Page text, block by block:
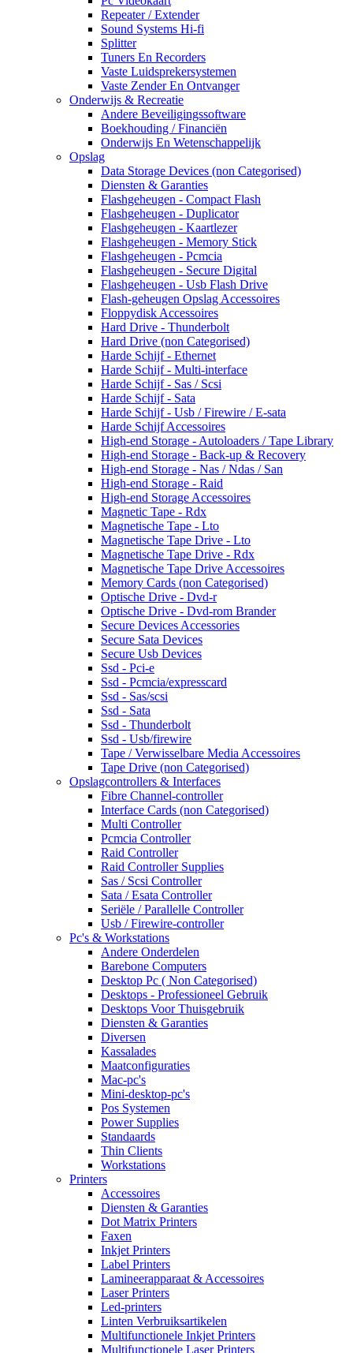
Repeater / Extender
Sound Systems Hi-fi
Splitter
Tuners En Recorders
Vaste Luidsprekersystemen
Vaste Zender En Ontvanger
Onderwijs & Recreatie
Andere Beveiligingssoftware
Boekhouding / Financiën
Onderwijs En Wetenschappelijk
Opslag
Data Storage Devices (non Categorised)
Diensten & Garanties
Flashgeheugen - Compact Flash
Flashgeheugen - Duplicator
Flashgeheugen - Kaartlezer
Flashgeheugen - Memory Stick
Flashgeheugen - Pcmcia
Flashgeheugen - Secure Digital
Flashgeheugen - Usb Flash Drive
Flash-geheugen Opslag Accessoires
Floppydisk Accessoires
Hard Drive - Thunderbolt
Hard Drive (non Categorised)
Harde Schijf - Ethernet
Harde Schijf - Multi-interface
Harde Schijf - Sas / Scsi
Harde Schijf - Sata
Harde Schijf - Usb / Firewire / E-sata
Harde Schijf Accessoires
High-end Storage - Autoloaders / Tape Library
High-end Storage - Back-up & Recovery
High-end Storage - Nas / Ndas / San
High-end Storage - Raid
High-end Storage Accessoires
Magnetic Tape - Rdx
Magnetische Tape - Lto
Magnetische Tape Drive - Lto
Magnetische Tape Drive - Rdx
Magnetische Tape Drive Accessoires
Memory Cards (non Categorised)
Optische Drive - Dvd-r
Optische Drive - Dvd-rom Brander
Secure Devices Accessories
Secure Sata Devices
Secure Usb Devices
Ssd - Pci-e
Ssd - Pcmcia/expresscard
Ssd - Sas/scsi
Ssd - Sata
Ssd - Thunderbolt
Ssd - Usb/firewire
Tape / Verwisselbare Media Accessoires
Tape Drive (non Categorised)
Opslagcontrollers & Interfaces
Fibre Channel-controller
Interface Cards (non Categorised)
Multi Controller
Pcmcia Controller
Raid Controller
Raid Controller Supplies
Sas / Scsi Controller
Sata / Esata Controller
Seriële / Parallelle Controller
Usb / Firewire-controller
Pc's & Workstations
Andere Onderdelen
Barebone Computers
Desktop Pc ( Non Categorised)
Desktops - Professioneel Gebruik
Desktops Voor Thuisgebruik
Diensten & Garanties
Diversen
Kassalades
Maatconfiguraties
Mac-pc's
Mini-desktop-pc's
Pos Systemen
Power Supplies
Standaards
Thin Clients
Workstations
Printers
Accessoires
Diensten & Garanties
Dot Matrix Printers
Faxen
Inkjet Printers
Label Printers
Lamineerapparaat & Accessoires
Laser Printers
Led-printers
Linten Verbruiksartikelen
Multifunctionele Inkjet Printers
Multifunctionele Laser Printers